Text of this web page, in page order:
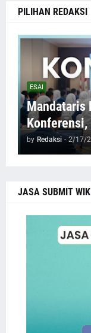
PILIHAN REDAKSI
ESAI
Mandataris
Konferensi,
by Redaksi - 2/17/
JASA SUBMIT